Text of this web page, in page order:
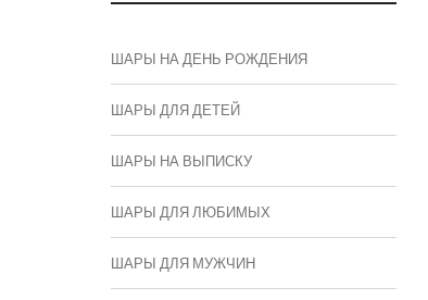
ШАРЫ НА ДЕНЬ РОЖДЕНИЯ
ШАРЫ ДЛЯ ДЕТЕЙ
ШАРЫ НА ВЫПИСКУ
ШАРЫ ДЛЯ ЛЮБИМЫХ
ШАРЫ ДЛЯ МУЖЧИН